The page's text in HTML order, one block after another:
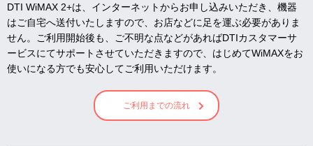
DTI WiMAX 2+は、インターネットからお申し込みいただき、機器
はご自宅へ送付いたしますので、お店などに足を運ぶ必要がありま
せん。ご利用開始後も、ご不明な点などがあればDTIカスタマーサ
ービスにてサポートさせていただきますので、はじめてWiMAXをお
使いになる方でも安心してご利用いただけます。
ご利用までの流れ